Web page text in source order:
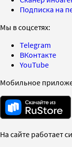
Подписка на
Мы в соцсетях:
Telegram
ВКонтакте
YouTube
Мобильное
На сайте работает